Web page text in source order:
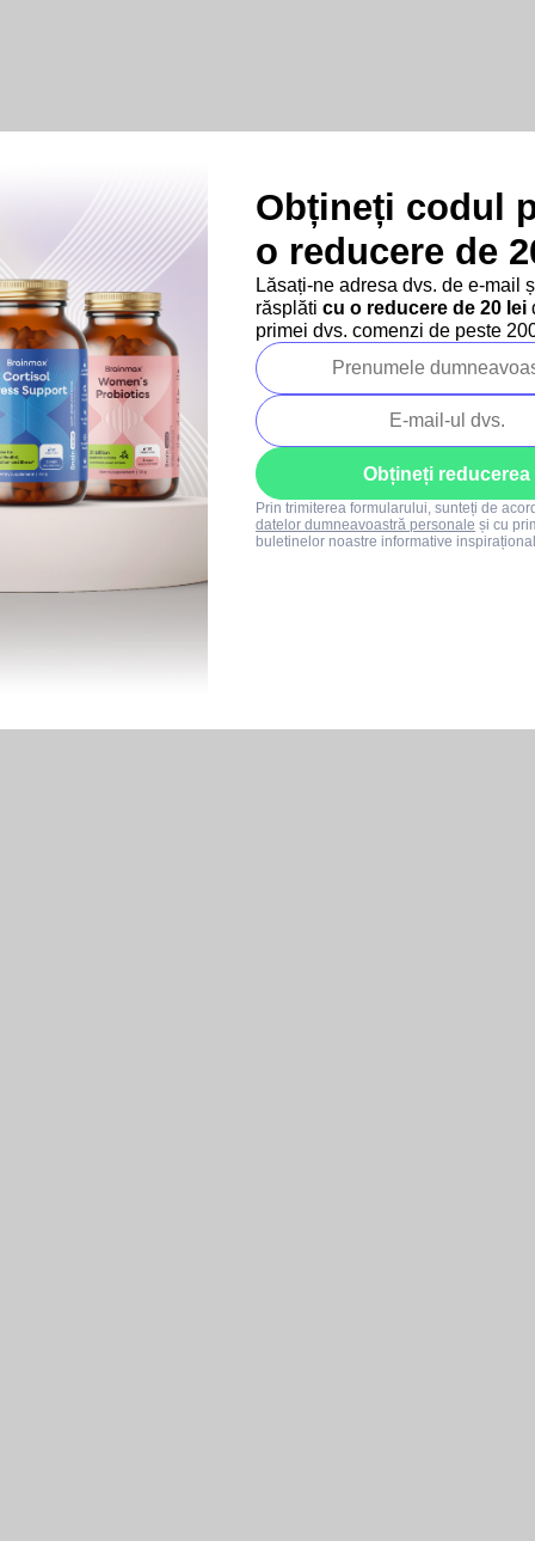
Obțineți codul
o reducere de
Lăsați-ne adresa dvs. de e-mail
răsplăti cu o reducere de 20 lei
primei dvs. comenzi de peste
Obțineți reducerea
Prin trimiterea formularului, sunteți de
datelor dumneavoastră personale și cu
buletinelor noastre informative